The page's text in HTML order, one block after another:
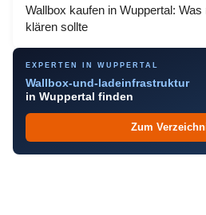
Wallbox kaufen in Wuppertal:
klären sollte
EXPERTEN IN WUPPERTAL
Wallbox-und-ladeinfrastruktur
in Wuppertal finden
Zum